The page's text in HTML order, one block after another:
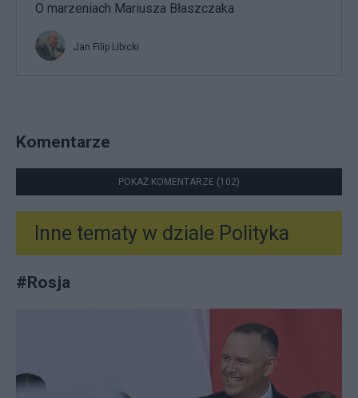
O marzeniach Mariusza Błaszczaka
Jan Filip Libicki
Komentarze
POKAŻ KOMENTARZE (102)
Inne tematy w dziale Polityka
#Rosja